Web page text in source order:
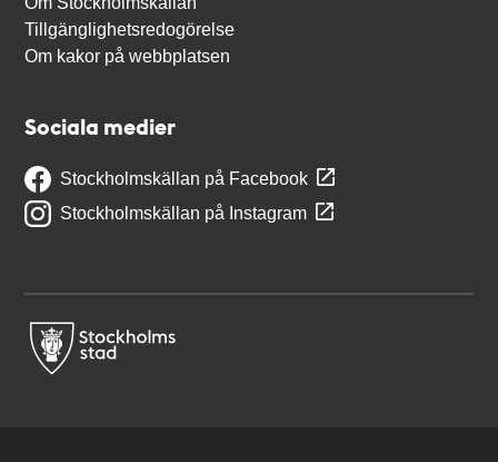
Tillgänglighetsredogörelse
Om kakor på webbplatsen
Sociala medier
Stockholmskällan på Facebook
Stockholmskällan på Instagram